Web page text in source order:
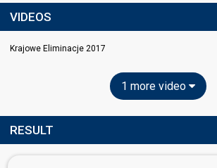
VIDEOS
Krajowe Eliminacje 2017
1 more video
RESULT